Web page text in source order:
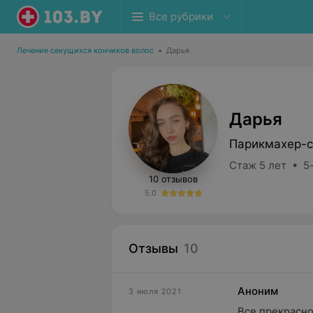
Все рубрики
Лечение секущихся кончиков волос • Дарья
10 отзывов
5.0
Дарья
Парикмахер-
Стаж 5 лет •
Отзывы 10
3 июля 2021
Аноним